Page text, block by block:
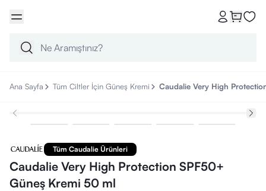
Ana Sayfa Tüm Ciltler İçin Güneş Kremi Caudalie Very High
Tüm Caudalie Ürünleri
Caudalie Very High Protection SPF50+
Güneş Kremi 50 ml